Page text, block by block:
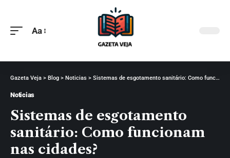
Aa
Gazeta Veja > Blog > Noticias > Sistemas de esgotamento sanitário: Como funcionam nas cidades?
Noticias
Sistemas de esgotamento
sanitário: Como funcionam
nas cidades?